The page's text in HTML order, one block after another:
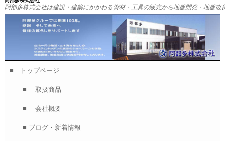
阿部多株式会社は建設・建築にかかわる資材・工具の販売から地盤開発・地盤
コ
ン
テ
ン
■ トップページ
｜ ■ 取扱商品
｜ ■ 会社概要
｜ ■ ブログ・新着情報